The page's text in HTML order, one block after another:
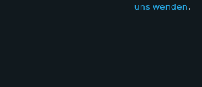
uns wenden.